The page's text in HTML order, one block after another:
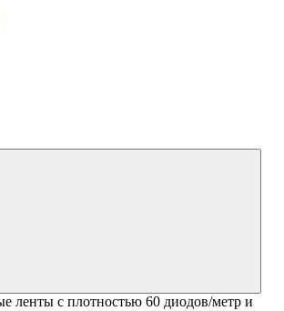
ленты с плотностью 60 диодов/метр и